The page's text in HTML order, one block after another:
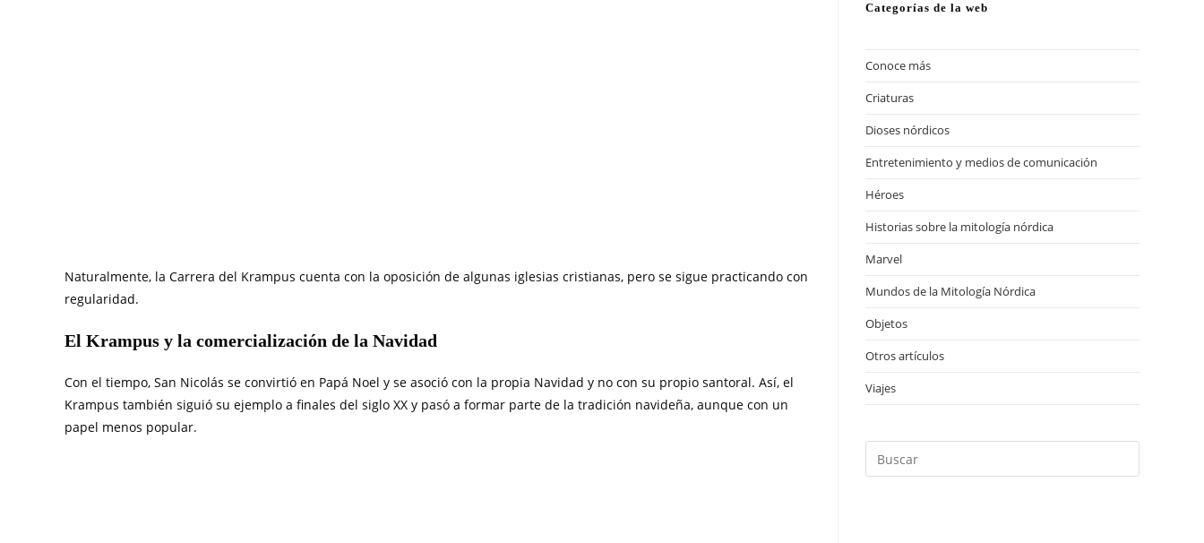
Naturalmente, la Carrera del Krampus cuenta con la oposición de algunas iglesias cristianas, pero se sigue practicando con
regularidad.
El Krampus y la comercialización de la Navidad
Con el tiempo, San Nicolás se convirtió en Papá Noel y se asoció con la propia Navidad y no con su propio santoral. Así, el
Krampus también siguió su ejemplo a finales del siglo XX y pasó a formar parte de la tradición navideña, aunque con un
papel menos popular.
Categorías de la web
Conoce más
Criaturas
Dioses nórdicos
Entretenimiento y medios de comunicación
Héroes
Historias sobre la mitología nórdica
Marvel
Mundos de la Mitología Nórdica
Objetos
Otros artículos
Viajes